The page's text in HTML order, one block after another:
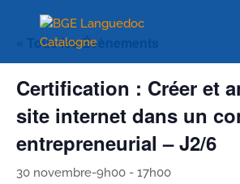
« Tous les Évènements
Certification : Créer et
site internet dans un
entrepreneurial – J2/6
30 novembre-9h00 - 17h00